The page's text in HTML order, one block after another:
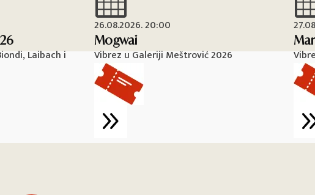
Laibach i
26.08.2026. 20:00
Mogwai
Vibrez u Galeriji Meštrović 2026